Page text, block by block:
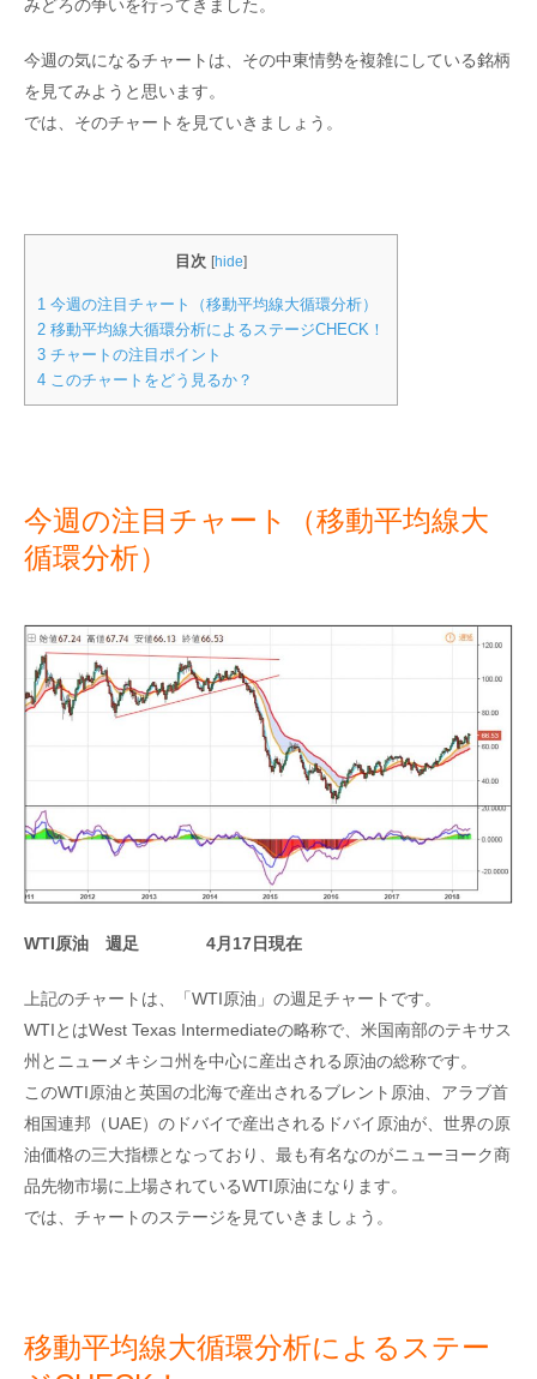
みどろの争いを行ってきました。
今週の気になるチャートは、その中東情勢を複雑にしている銘柄
を見てみようと思います。
では、そのチャートを見ていきましょう。
目次 [hide]
1 今週の注目チャート（移動平均線大循環分析）
2 移動平均線大循環分析によるステージCHECK！
3 チャートの注目ポイント
4 このチャートをどう見るか？
今週の注目チャート（移動平均線大
循環分析）
WTI原油 週足 4月17日現在
上記のチャートは、「WTI原油」の週足チャートです。
WTIとはWest Texas Intermediateの略称で、米国南部のテキサス
州とニューメキシコ州を中心に産出される原油の総称です。
このWTI原油と英国の北海で産出されるブレント原油、アラブ首
相国連邦（UAE）のドバイで産出されるドバイ原油が、世界の原
油価格の三大指標となっており、最も有名なのがニューヨーク商
品先物市場に上場されているWTI原油になります。
では、チャートのステージを見ていきましょう。
移動平均線大循環分析によるステー